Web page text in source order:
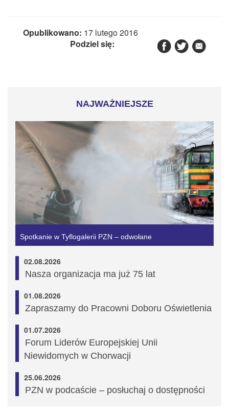
Opublikowano: 17 lutego 2016
Podziel się:
NAJWAŻNIEJSZE
Spotkanie w Tyflogalerii PZN – odwołane
02.08.2026
Nasza organizacja ma już 75 lat
01.08.2026
Zapraszamy do Pracowni Doboru Oświetlenia
01.07.2026
Forum Liderów Europejskiej Unii
Niewidomych w Chorwacji
25.06.2026
PZN w podcaście – posłuchaj o dostępności